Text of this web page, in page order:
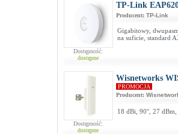
Dostępność:
dostępne
TP-Link
Producent: TP-Link
Gigabitowy,
na suficie, standard
Dostępność:
dostępne
Wisnetworks
PROMOCJA
Producent:
18 dBi, 90°, 27